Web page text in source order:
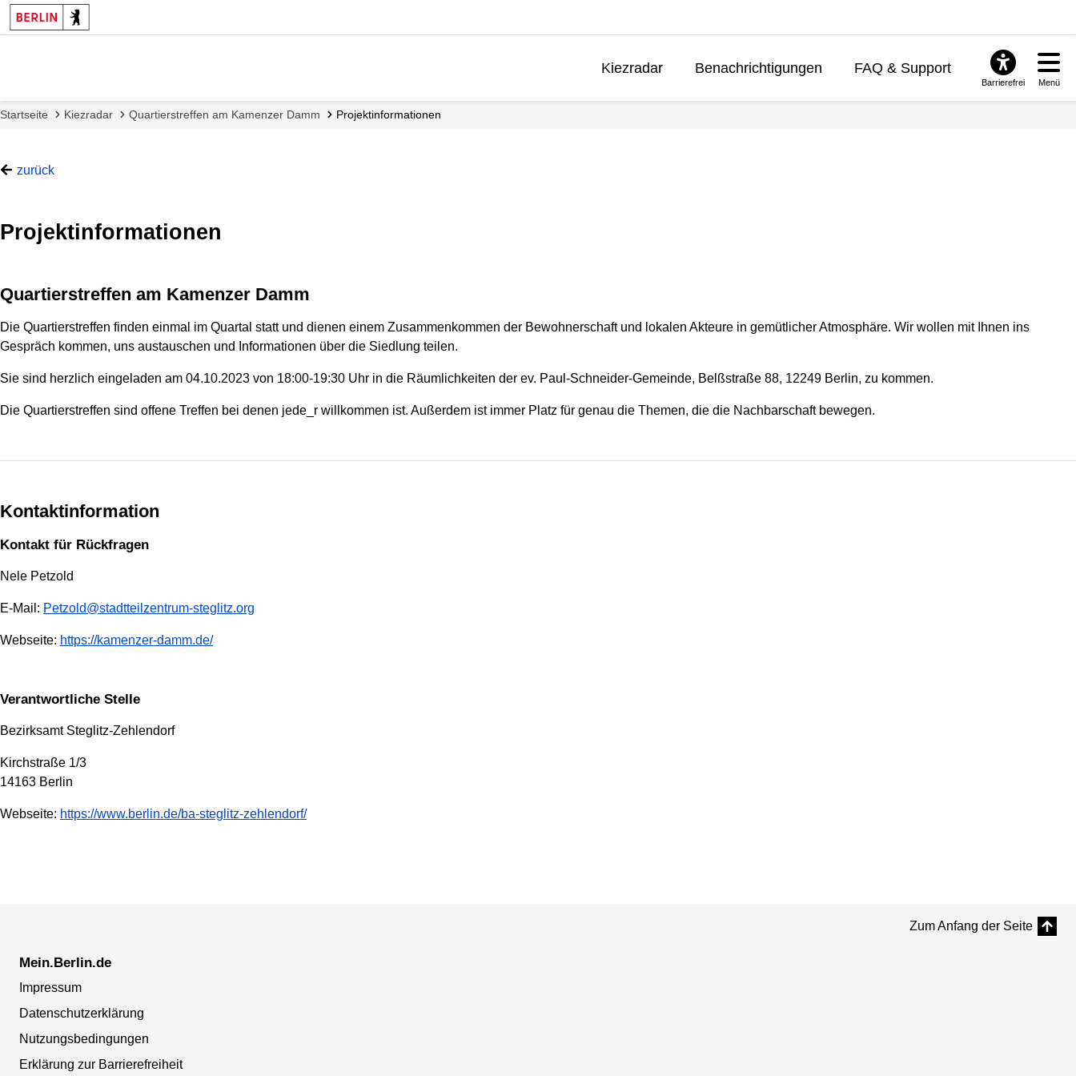
Kiezradar Benachrichtigungen FAQ & Support
Barrierefrei Menü
Startseite Kiezradar Quartierstreffen am Kamenzer Damm Projektinformationen
zurück
Projektinformationen
Quartierstreffen am Kamenzer Damm
Die Quartierstreffen finden einmal im Quartal statt und dienen einem Zusammenkommen der Bewohnerschaft und lokalen Akteure in gemütlicher Atmosphäre. Wir wollen mit Ihnen ins
Gespräch kommen, uns austauschen und Informationen über die Siedlung teilen.
Sie sind herzlich eingeladen am 04.10.2023 von 18:00-19:30 Uhr in die Räumlichkeiten der ev. Paul-Schneider-Gemeinde, Belßstraße 88, 12249 Berlin, zu kommen.
Die Quartierstreffen sind offene Treffen bei denen jede_r willkommen ist. Außerdem ist immer Platz für genau die Themen, die die Nachbarschaft bewegen.
Kontaktinformation
Kontakt für Rückfragen
Nele Petzold
E-Mail: Petzold@stadtteilzentrum-steglitz.org
Webseite: https://kamenzer-damm.de/
Verantwortliche Stelle
Bezirksamt Steglitz-Zehlendorf
Kirchstraße 1/3
14163 Berlin
Webseite: https://www.berlin.de/ba-steglitz-zehlendorf/
Zum Anfang der Seite
Mein.Berlin.de
Impressum
Datenschutzerklärung
Nutzungsbedingungen
Erklärung zur Barrierefreiheit